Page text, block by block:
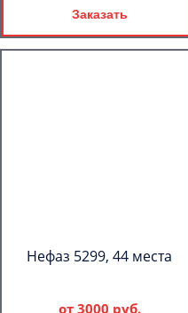
Заказать
Нефаз 5299, 44 места
от 3000 руб.